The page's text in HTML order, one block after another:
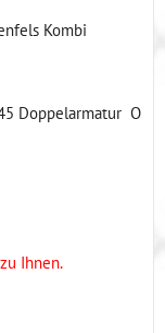
Doppelarmatur O
Ihnen.